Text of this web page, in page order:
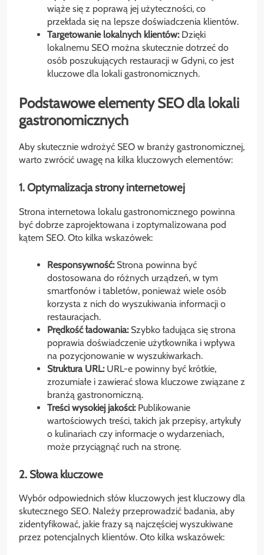
wiąże się z poprawą jej użyteczności, co
przekłada się na lepsze doświadczenia klientów.
Targetowanie lokalnych klientów:Dzięki
lokalnemu SEO można skutecznie dotrzeć do
osób poszukujących restauracji w Gdyni, co jest
kluczowe dla lokali gastronomicznych.
Podstawowe elementy SEO dla lokali
gastronomicznych
Aby skutecznie wdrożyć SEO w branży gastronomicznej,
warto zwrócić uwagę na kilka kluczowych elementów:
1. Optymalizacja strony internetowej
Strona internetowa lokalu gastronomicznego powinna
być dobrze zaprojektowana i zoptymalizowana pod
kątem SEO. Oto kilka wskazówek:
Responsywność:Strona powinna być
dostosowana do różnych urządzeń, w tym
smartfonów i tabletów, ponieważ wiele osób
korzysta z nich do wyszukiwania informacji o
restauracjach.
Prędkość ładowania:Szybko ładująca się strona
poprawia doświadczenie użytkownika i wpływa
na pozycjonowanie w wyszukiwarkach.
Struktura URL:URL-e powinny być krótkie,
zrozumiałe i zawierać słowa kluczowe związane z
branżą gastronomiczną.
Treści wysokiej jakości:Publikowanie
wartościowych treści, takich jak przepisy, artykuły
o kulinariach czy informacje o wydarzeniach,
może przyciągnąć ruch na stronę.
2. Słowa kluczowe
Wybór odpowiednich słów kluczowych jest kluczowy dla
skutecznego SEO. Należy przeprowadzić badania, aby
zidentyfikować, jakie frazy są najczęściej wyszukiwane
przez potencjalnych klientów. Oto kilka wskazówek: